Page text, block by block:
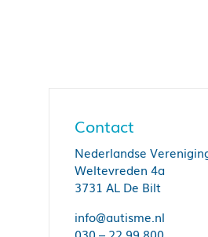
Contact
Nederlandse
Weltevreden 4a
3731 AL De Bilt
info@autisme.nl